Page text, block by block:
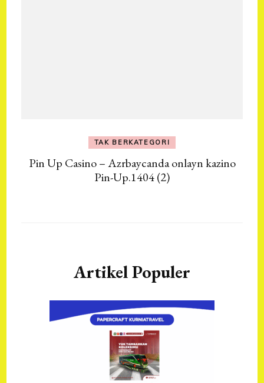
TAK BERKATEGORI
Pin Up Casino – Azrbaycanda onlayn kazino
Pin-Up.1404 (2)
Artikel Populer